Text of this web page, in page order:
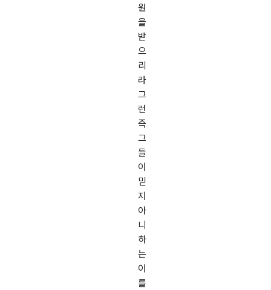
원
을
받
으
리
라
그
런
즉
그
들
이
믿
지
아
니
하
는
이
를